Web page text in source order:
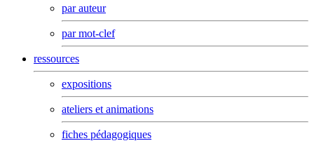
par auteur
par mot-clef
ressources
expositions
ateliers et animations
fiches pédagogiques